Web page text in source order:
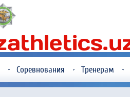
Соревнования Тренерам